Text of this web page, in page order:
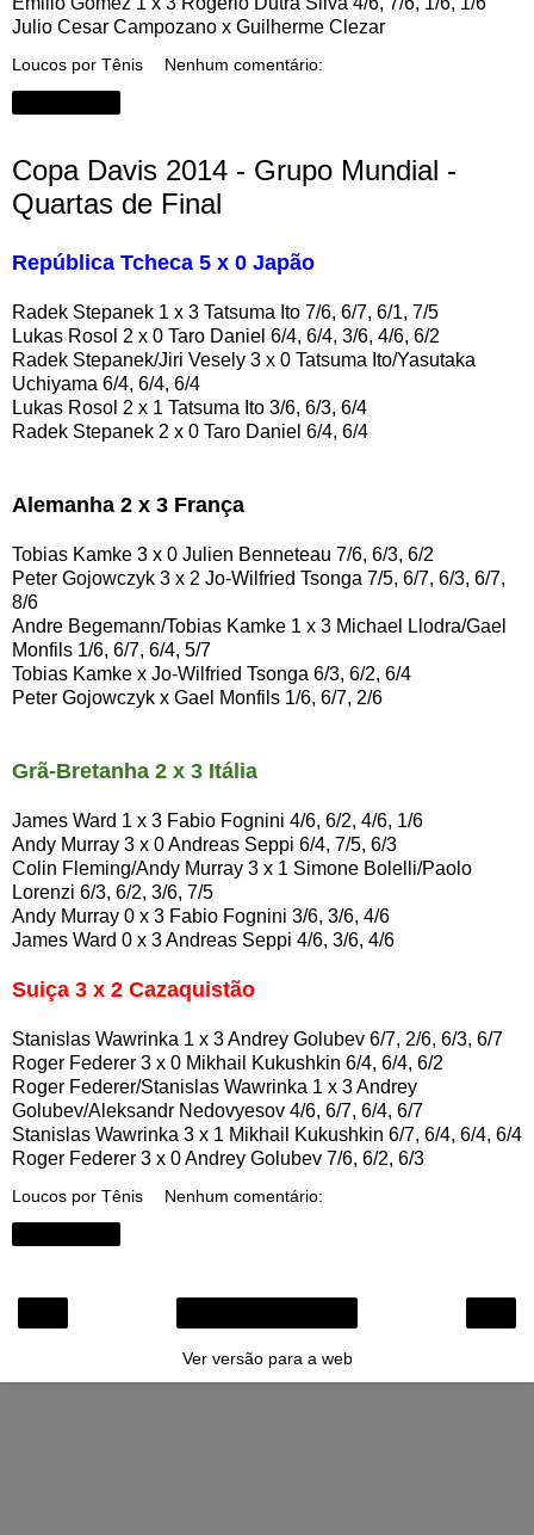
Julio Cesar Campozano x Guilherme Clezar
Loucos por Tênis Nenhum comentário:
Copa Davis 2014 - Grupo Mundial -
Quartas de Final
República Tcheca 5 x 0 Japão
Radek Stepanek 1 x 3 Tatsuma Ito 7/6, 6/7, 6/1, 7/5
Lukas Rosol 2 x 0 Taro Daniel 6/4, 6/4, 3/6, 4/6, 6/2
Radek Stepanek/Jiri Vesely 3 x 0 Tatsuma Ito/Yasutaka
Uchiyama 6/4, 6/4, 6/4
Lukas Rosol 2 x 1 Tatsuma Ito 3/6, 6/3, 6/4
Radek Stepanek 2 x 0 Taro Daniel 6/4, 6/4
Alemanha 2 x 3 França
Tobias Kamke 3 x 0 Julien Benneteau 7/6, 6/3, 6/2
Peter Gojowczyk 3 x 2 Jo-Wilfried Tsonga 7/5, 6/7, 6/3, 6/7,
8/6
Andre Begemann/Tobias Kamke 1 x 3 Michael Llodra/Gael
Monfils 1/6, 6/7, 6/4, 5/7
Tobias Kamke x Jo-Wilfried Tsonga 6/3, 6/2, 6/4
Peter Gojowczyk x Gael Monfils 1/6, 6/7, 2/6
Grã-Bretanha 2 x 3 Itália
James Ward 1 x 3 Fabio Fognini 4/6, 6/2, 4/6, 1/6
Andy Murray 3 x 0 Andreas Seppi 6/4, 7/5, 6/3
Colin Fleming/Andy Murray 3 x 1 Simone Bolelli/Paolo
Lorenzi 6/3, 6/2, 3/6, 7/5
Andy Murray 0 x 3 Fabio Fognini 3/6, 3/6, 4/6
James Ward 0 x 3 Andreas Seppi 4/6, 3/6, 4/6
Suiça 3 x 2 Cazaquistão
Stanislas Wawrinka 1 x 3 Andrey Golubev 6/7, 2/6, 6/3, 6/7
Roger Federer 3 x 0 Mikhail Kukushkin 6/4, 6/4, 6/2
Roger Federer/Stanislas Wawrinka 1 x 3 Andrey
Golubev/Aleksandr Nedovyesov 4/6, 6/7, 6/4, 6/7
Stanislas Wawrinka 3 x 1 Mikhail Kukushkin 6/7, 6/4, 6/4, 6/4
Roger Federer 3 x 0 Andrey Golubev 7/6, 6/2, 6/3
Loucos por Tênis Nenhum comentário:
Ver versão para a web